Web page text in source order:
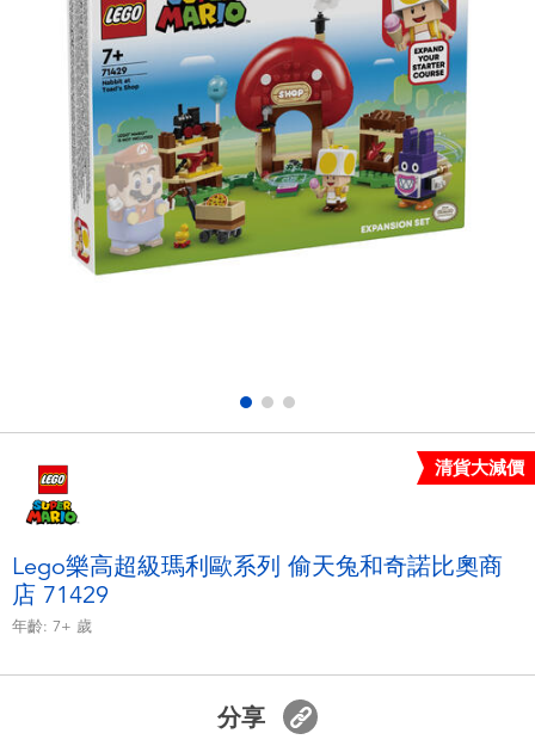
手工藝,文具,蠟筆,泥膠,畫板
娃娃, 芭比,收藏公仔
電子玩具
遊戲及拼圖系列
毛毛公仔玩具
夏日
Miniso名創優品
playpop
LEGO樂高
Barbie芭比
清貨大減價
Lego樂高超級瑪利歐系列 偷天兔和奇諾比奧商
店 71429
年齡: 7+ 歲
分享